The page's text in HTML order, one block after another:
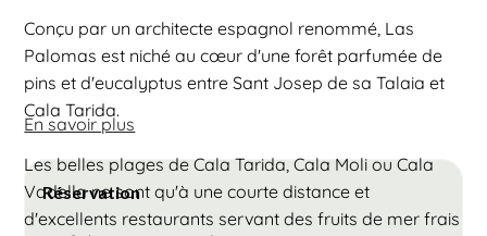
Conçu par un architecte espagnol renommé, Las
Palomas est niché au cœur d'une forêt parfumée de
pins et d'eucalyptus entre Sant Josep de sa Talaia et
Cala Tarida.
Les belles plages de Cala Tarida, Cala Moli ou Cala
Vadella ne sont qu'à une courte distance et
d'excellents restaurants servant des fruits de mer frais
En savoir plus
Réservation